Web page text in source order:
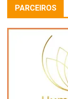
PARCEIROS